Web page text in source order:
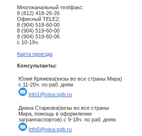
Многоканальный тел/факс:
8 (812) 418-26-26
Офисный TELE2:
8 (904) 518-60-00
8 (904) 519-60-00
8 (904) 519-60-06
с 10-19ч.
Карта проезда
Консультанты:
Юлия Кряжева(визы во все страны Мира)
с 11-20ч. по раб. дням.
info1@visa-spb.ru
Диана Старкова(визы во все страны
Мира, помощь в оформлении
загранпаспортов) с 9-18ч. по раб. дням.
info5@visa-spb.ru